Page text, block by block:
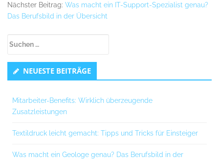
Nächster Beitrag: Was macht ein IT-Support-Spezialist genau?
Das Berufsbild in der Übersicht
Seitenleiste
NEUESTE BEITRÄGE
Mitarbeiter-Benefits: Wirklich überzeugende
Zusatzleistungen
Textildruck leicht gemacht: Tipps und Tricks für Einsteiger
Was macht ein Geologe genau? Das Berufsbild in der